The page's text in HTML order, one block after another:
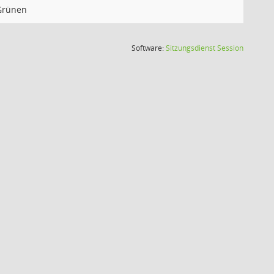
Software:SitzungsdienstSession(Wird in